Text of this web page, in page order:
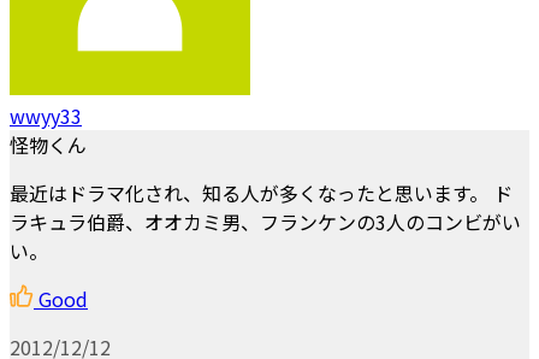
wwyy33
怪物くん
最近はドラマ化され、知る人が多くなったと思います。 ド
ラキュラ伯爵、オオカミ男、フランケンの3人のコンビがい
い。
Good
2012/12/12